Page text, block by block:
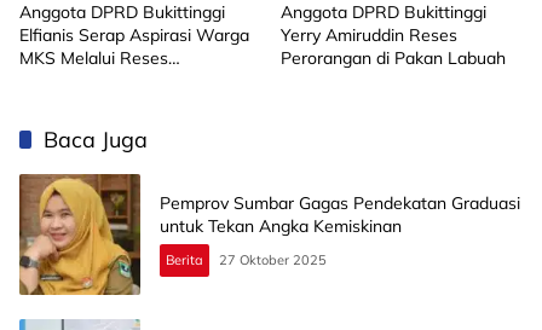
Anggota DPRD Bukittinggi
Elfianis Serap Aspirasi Warga
MKS Melalui Reses
Anggota DPRD Bukittinggi
Yerry Amiruddin Reses
Perorangan di Pakan Labuah
Baca Juga
Pemprov Sumbar Gagas Pendekatan Graduasi
untuk Tekan Angka Kemiskinan
Berita 27 Oktober 2025